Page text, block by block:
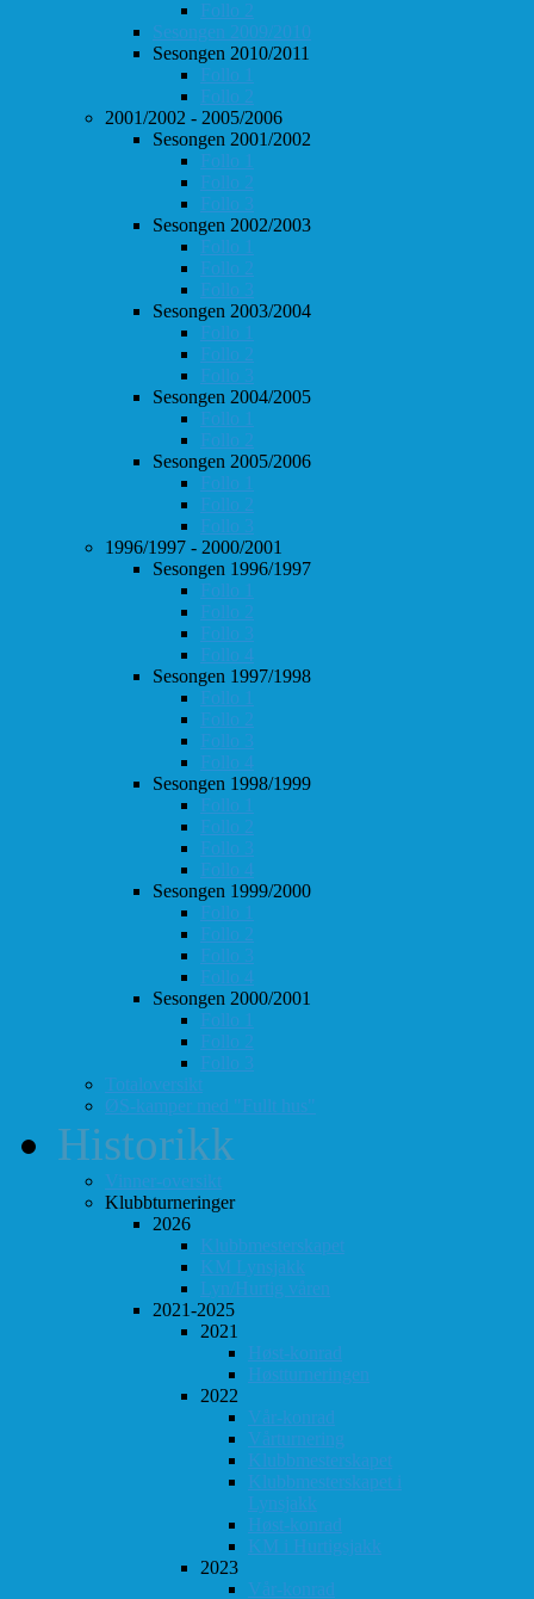
Follo 2
Sesongen 2009/2010
Sesongen 2010/2011
Follo 1
Follo 2
2001/2002 - 2005/2006
Sesongen 2001/2002
Follo 1
Follo 2
Follo 3
Sesongen 2002/2003
Follo 1
Follo 2
Follo 3
Sesongen 2003/2004
Follo 1
Follo 2
Follo 3
Sesongen 2004/2005
Follo 1
Follo 2
Sesongen 2005/2006
Follo 1
Follo 2
Follo 3
1996/1997 - 2000/2001
Sesongen 1996/1997
Follo 1
Follo 2
Follo 3
Follo 4
Sesongen 1997/1998
Follo 1
Follo 2
Follo 3
Follo 4
Sesongen 1998/1999
Follo 1
Follo 2
Follo 3
Follo 4
Sesongen 1999/2000
Follo 1
Follo 2
Follo 3
Follo 4
Sesongen 2000/2001
Follo 1
Follo 2
Follo 3
Totaloversikt
ØS-kamper med "Fullt hus"
Historikk
Vinner-oversikt
Klubbturneringer
2026
Klubbmesterskapet
KM Lynsjakk
Lyn/Hurtig våren
2021-2025
2021
Høst-konrad
Høstturneringen
2022
Vår-konrad
Vårturnering
Klubbmesterskapet
Klubbmesterskapet i
Lynsjakk
Høst-konrad
KM i Hurtigsjakk
2023
Vår-konrad